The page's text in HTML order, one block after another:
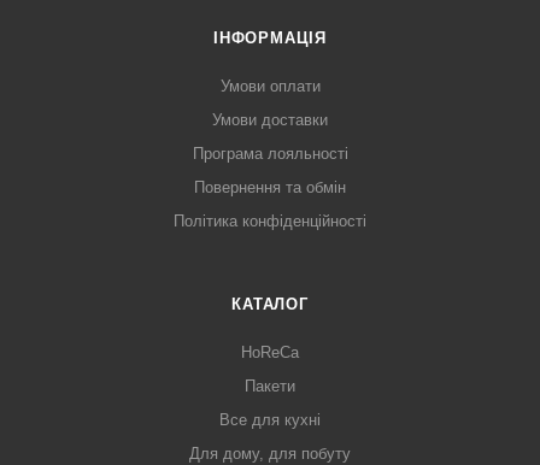
ІНФОРМАЦІЯ
Умови оплати
Умови доставки
Програма лояльності
Повернення та обмін
Політика конфіденційності
КАТАЛОГ
HoReCa
Пакети
Все для кухні
Для дому, для побуту